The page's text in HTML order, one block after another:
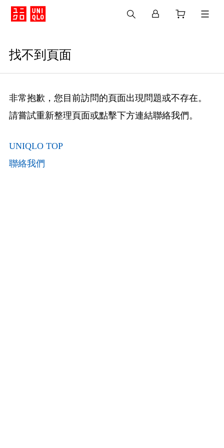
找不到頁面
非常抱歉，您目前訪問的頁面出現問題或不存在。
請嘗試重新整理頁面或點擊下方連結聯絡我們。
UNIQLO TOP
聯絡我們